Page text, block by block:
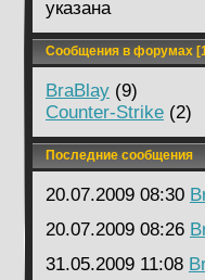
указана
Сообщения в форумах
BraBlay (9)
Counter-Strike (2)
Последние сообщения
20.07.2009 08:30
20.07.2009 08:26
31.05.2009 11:08